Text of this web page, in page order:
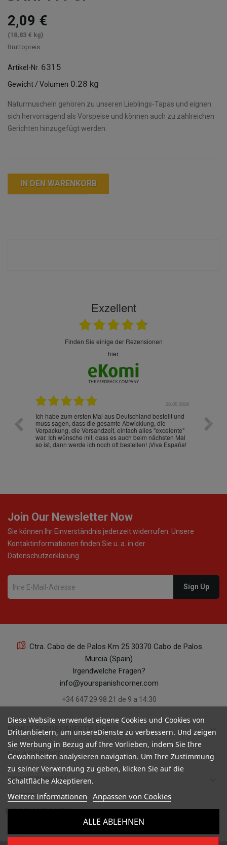
2,09 €
(18,83 € kg)
Bruttopreis
Artikel-Nr. 6315
Gewicht / Volumen 0.28 kg
Naturmuscheln gehören zu unseren Lieblings-Tapas und eignen
sich hervorragend als Vorspeise und können auch zu zahlreichen
Gerichten hinzugefügt werden.
IN DEN WARENKORB
Exzellent
finden Sie einige der Rezensionen
hier.
28.05.2026
Ich habe zum ersten Mal aus Deutschland bestellt und
muss sagen, dass die gesamte Abwicklung, die
Verpackung, die Versandzeit, einfach alles "excelente"
war. Ich wünsche mit, dass es auch beim nächsten Mal
so ist, dann werde ich noch oft bestellen! ¡Viva España!
Die
gut
ist
Join Our Newsletter Now
Sie können Ihr Einverständnis jederzeit widerrufen. Unsere
Kontaktinformationen finden Sie u. a. in der
Datenschutzerklärung.
Ctra. Cabo de de Palos Km 25 30370 Cabo de Palos
Murcia (Spain)
Irgendwelche Fragen?
info@yourspanishcorner.com
+34 647 29 98 21 de 9 a 14:30
BENUTZERDEFINIERTE LINKS keyboard_arrow_down
MY ACCOUNT keyboard_arrow_down
BEWERTUNGEN
INFORMATIONEN 
Diese Website verwendet eigene Cookies und Cookies von
Drittanbietern, um unsereDienste zu verbessern. Und zeigen
Sie Werbung in Bezug auf Ihre Vorlieben, indem Sie Ihre
Gewohnheiten analysieren navigation. Um Ihre Zustimmung
zu seiner Verwendung zu geben, klicken Sie auf die
Schaltfläche Akzeptieren.
Weitere Informationen Anpassen von Cookies
ALLE ABLEHNEN